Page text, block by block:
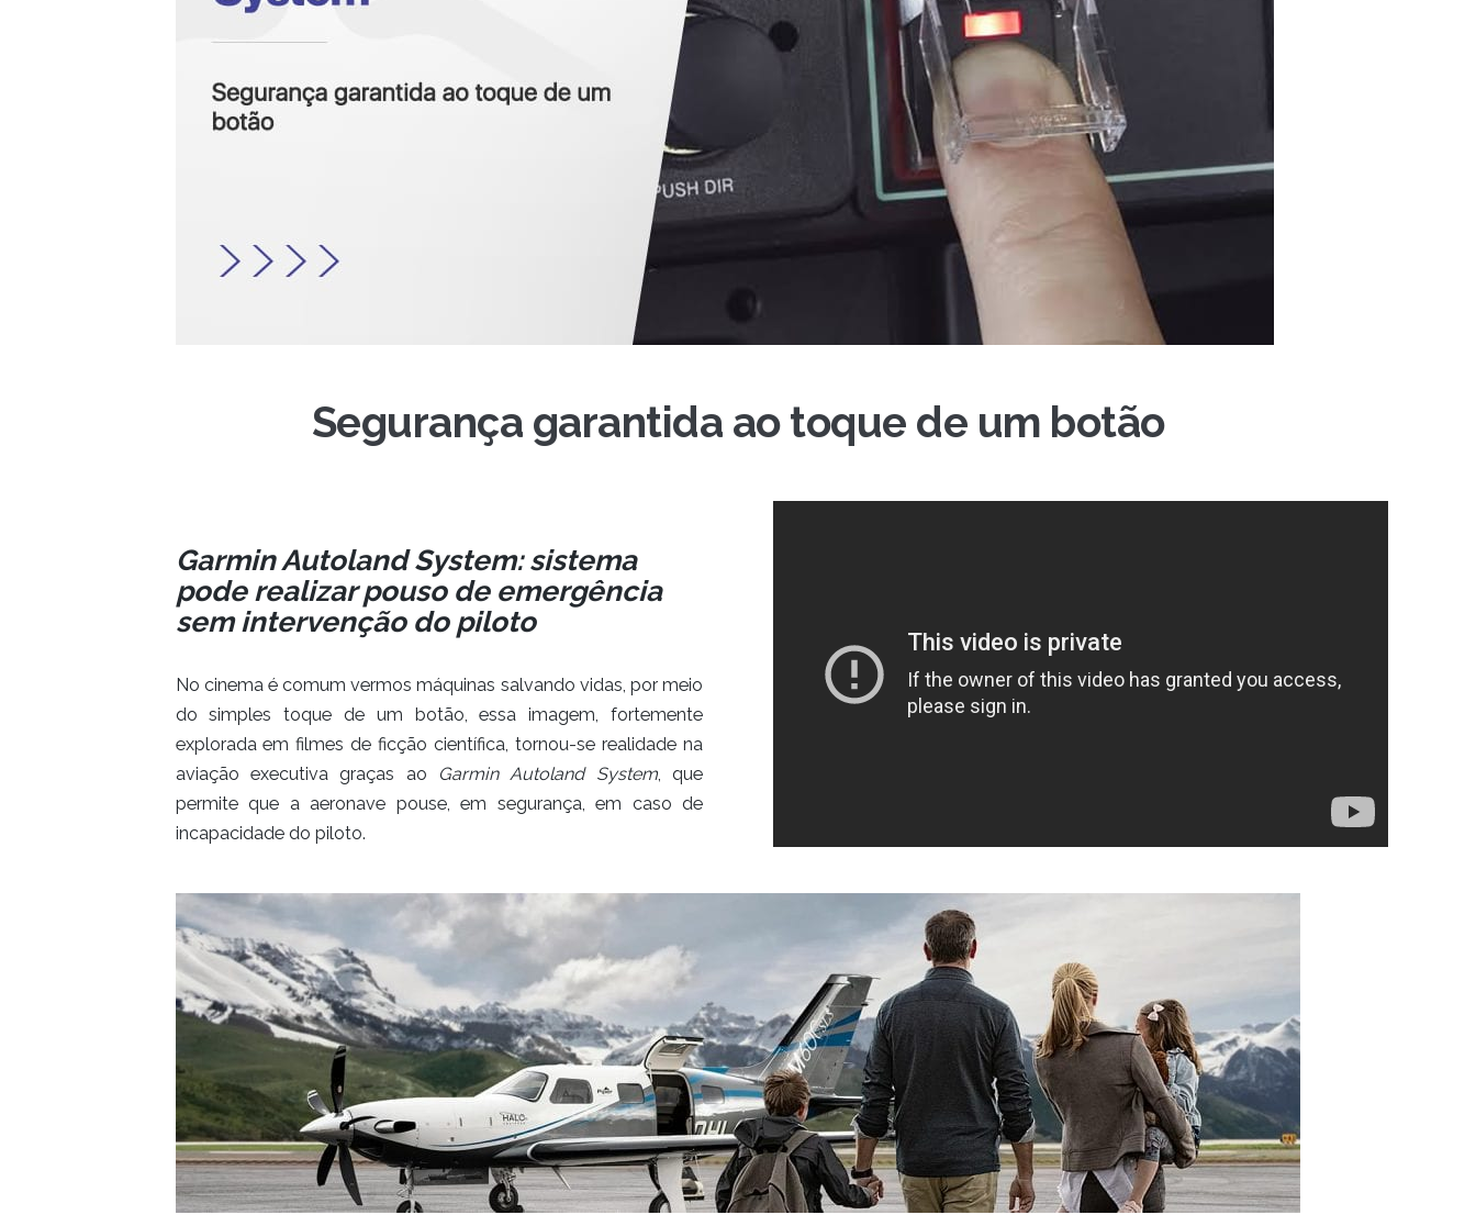
Segurança garantida ao toque de um botão
Garmin Autoland System: sistema
pode realizar pouso de emergência
sem intervenção do piloto
No cinema é comum vermos máquinas salvando vidas, por meio
do simples toque de um botão, essa imagem, fortemente
explorada em filmes de ficção científica, tornou-se realidade na
aviação executiva graças ao
Garmin Autoland System, que
permite que a aeronave pouse, em segurança, em caso de
incapacidade do piloto.